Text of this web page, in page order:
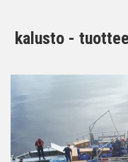
kalusto -